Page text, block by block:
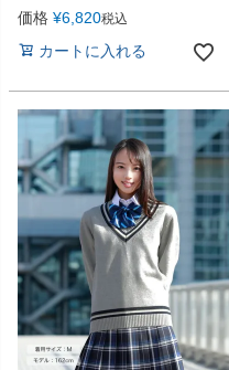
価格 ¥6,820税込
カートに入れる